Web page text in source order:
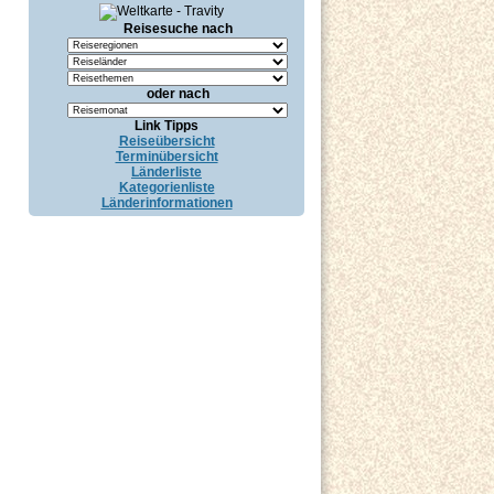
Reisesuche nach
oder nach
Link Tipps
Reiseübersicht
Terminübersicht
Länderliste
Kategorienliste
Länderinformationen